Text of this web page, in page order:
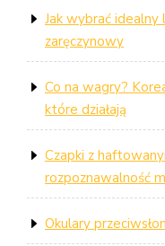
Jak wybrać idealny
zaręczynowy
Co na wagry?
które działają
Czapki z
rozpoznawalność
Okulary